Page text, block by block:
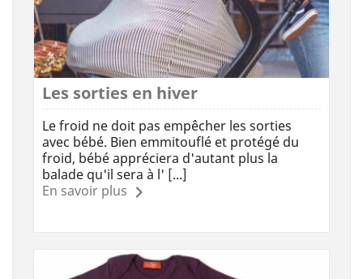
Les sorties en hiver
Le froid ne doit pas empêcher les sorties
avec bébé. Bien emmitouflé et protégé du
froid, bébé appréciera d'autant plus la
balade qu'il sera à l' [...]
En savoir plus